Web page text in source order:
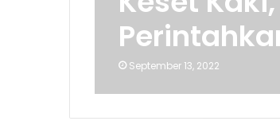
September 13, 2022